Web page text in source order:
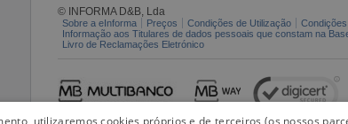
© INFORMA D&B, Lda
Sobre a eInforma Preços Condições de Utilização
Informação aos Titulares de dados pessoais que constam na
Livro de Reclamações Eletrónico
utilizaremos cookies próprios e de terceiros (os nossos